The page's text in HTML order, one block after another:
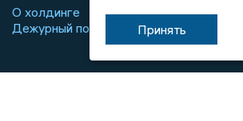
О холдинге Вакансии
Реклама
Дежурный по новостямПринять